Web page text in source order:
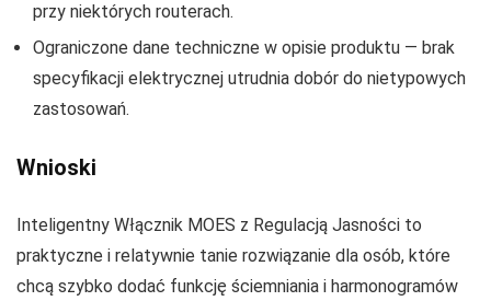
przy niektórych routerach.
Ograniczone dane techniczne w opisie produktu — brak
specyfikacji elektrycznej utrudnia dobór do nietypowych
zastosowań.
Wnioski
Inteligentny Włącznik MOES z Regulacją Jasności to
praktyczne i relatywnie tanie rozwiązanie dla osób, które
chcą szybko dodać funkcję ściemniania i harmonogramów